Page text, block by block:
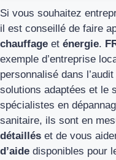
Si vous souhaitez
il est conseillé de faire
chauffage et énergie.
exemple d’entreprise
personnalisé dans
solutions adaptées et le
spécialistes en
sanitaire, ils sont en
détaillés et de vous
d’aide disponibles pour